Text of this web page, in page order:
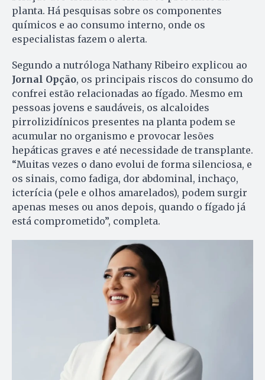
planta. Há pesquisas sobre os componentes
químicos e ao consumo interno, onde os
especialistas fazem o alerta.
Segundo a nutróloga Nathany Ribeiro explicou ao
Jornal Opção, os principais riscos do consumo do
confrei estão relacionadas ao fígado. Mesmo em
pessoas jovens e saudáveis, os alcaloides
pirrolizidínicos presentes na planta podem se
acumular no organismo e provocar lesões
hepáticas graves e até necessidade de transplante.
“Muitas vezes o dano evolui de forma silenciosa, e
os sinais, como fadiga, dor abdominal, inchaço,
icterícia (pele e olhos amarelados), podem surgir
apenas meses ou anos depois, quando o fígado já
está comprometido”, completa.